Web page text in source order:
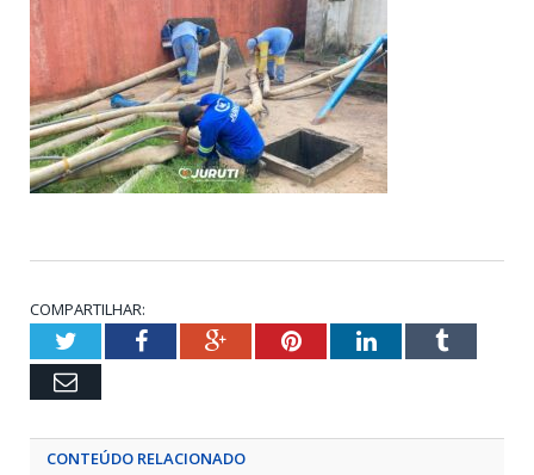
COMPARTILHAR:
TwitterFacebookGoogle+PinterestLinkedInTumblr
Email
CONTEÚDO RELACIONADO